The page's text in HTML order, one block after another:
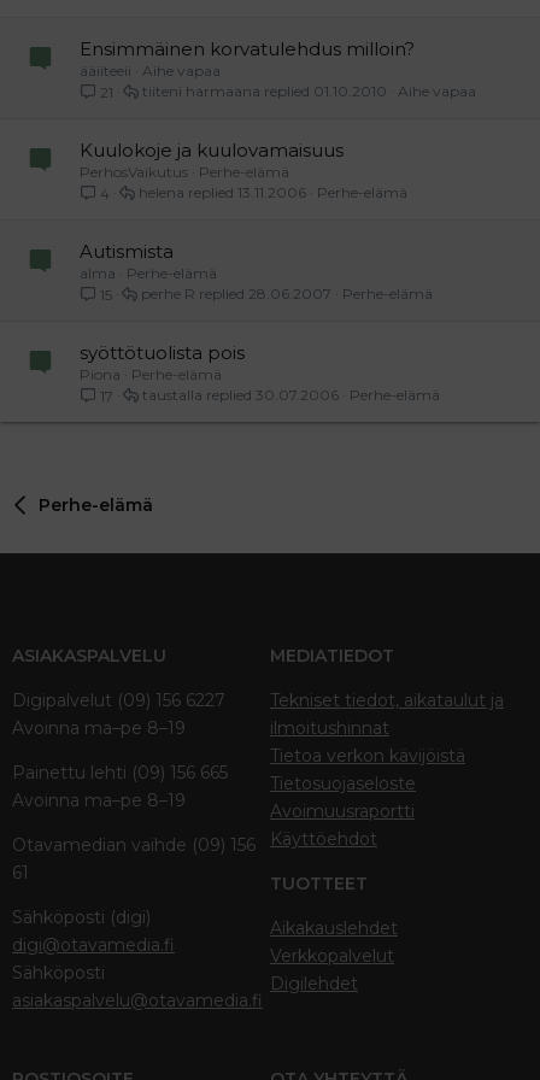
Ensimmäinen korvatulehdus milloin?
ääiiteeii
Aihe vapaa
21
Aihe vapaa
01.10.2010
tiiteni harmaana
Kuulokoje ja kuulovamaisuus
PerhosVaikutus
Perhe-elämä
4
Perhe-elämä
13.11.2006
helena
Autismista
alma
Perhe-elämä
15
Perhe-elämä
28.06.2007
perhe R
syöttötuolista pois
Piona
Perhe-elämä
17
Perhe-elämä
30.07.2006
taustalla
Perhe-elämä
ASIAKASPALVELU
Digipalvelut (09) 156 6227
Avoinna ma–pe 8–19
Painettu lehti (09) 156 665
Avoinna ma–pe 8–19
Otavamedian vaihde (09) 156
61
Sähköposti (digi)
digi@otavamedia.fi
Sähköposti
asiakaspalvelu@otavamedia.fi
MEDIATIEDOT
Tekniset tiedot, aikataulut ja
ilmoitushinnat
Tietoa verkon kävijöistä
Tietosuojaseloste
Avoimuusraportti
Käyttöehdot
TUOTTEET
Aikakauslehdet
Verkkopalvelut
Digilehdet